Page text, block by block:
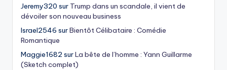
Jeremy320 sur Trump dans un scandale, il vient de
dévoiler son nouveau business
Israel2546 surBientôt Célibataire : Comédie
Romantique
Maggie1682 surLa bête de l’homme : Yann Guillarme
(Sketch complet)